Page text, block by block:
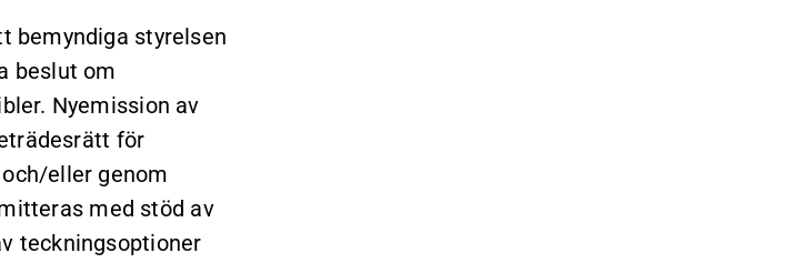
bemyndiga styrelsen
beslut om
Nyemission av
för
eller genom
med stöd av
teckningsoptioner